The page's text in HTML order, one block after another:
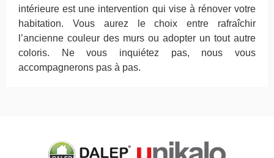
intérieure est une intervention qui vise à rénover votre
habitation. Vous aurez le choix entre rafraîchir
l’ancienne couleur des murs ou adopter un tout autre
coloris. Ne vous inquiétez pas, nous vous
accompagnerons pas à pas.